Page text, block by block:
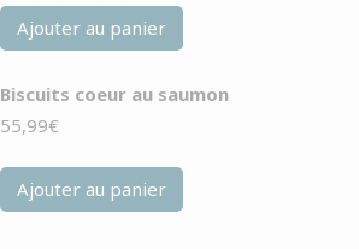
Ajouter au panier
Biscuits coeur au saumon
55,99€
Ajouter au panier